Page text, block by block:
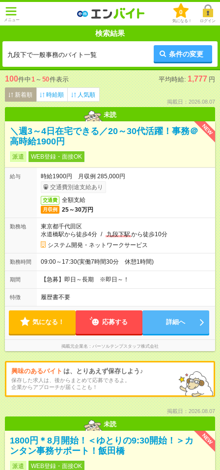
メニュー
0
気になる！ ログイン
検索結果
九段下で一般事務のバイト一覧 条件の変更
100件中1 ～ 50件表示 平均時給: 1,777 円
新着順 時給順 人気順
掲載日：2026.08.07
未読
NEW
＼週3～4日在宅できる／20～30代活躍！事務＠
高時給1900円
派遣 WEB登録・面接OK
給与
時給1900円 月収例 285,000円
交通費別途支給あり
交通費 全額支給
月収例 25～30万円
勤務地
東京都千代田区
水道橋駅から徒歩4分 / 九段下駅から徒歩10分
システム開発・ネットワークサービス
勤務時間 09:00～17:30(実働7時間30分 休憩1時間)
期間 【急募】即日～長期 ※即日～！
特徴 履歴書不要
気になる！ 応募する 詳細へ
掲載元企業名 パーソルテンプスタッフ株式会社
興味のあるバイト は、とりあえず保存しよう♪
保存した求人は、後からまとめて応募できるよ。
企業からアプローチが届くことも！
掲載日：2026.08.07
未読
NEW
1800円＊8月開始！＜ゆとりの9:30開始！＞カ
ンタン事務サポート！飯田橋
派遣 WEB登録・面接OK